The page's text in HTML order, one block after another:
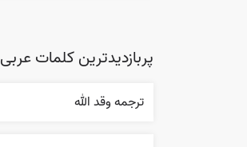
پربازدیدترین کلمات عربی
ترجمه وقد الله